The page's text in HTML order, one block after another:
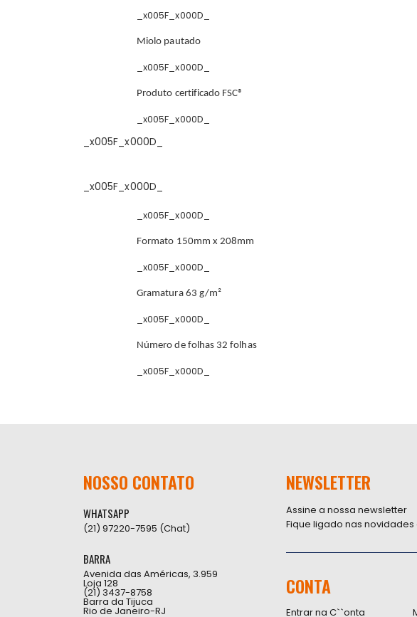
_x005F_x000D_
Miolo pautado
_x005F_x000D_
Produto certificado FSC®
_x005F_x000D_
_x005F_x000D_
_x005F_x000D_
_x005F_x000D_
Formato 150mm x 208mm
_x005F_x000D_
Gramatura 63 g/m²
_x005F_x000D_
Número de folhas 32 folhas
_x005F_x000D_
NOSSO CONTATO
WHATSAPP
(21) 97220-7595 (Chat)
BARRA
Avenida das Américas, 3.959
Loja 128
(21) 3437-8758
Barra da Tijuca
Rio de Janeiro-RJ
NEWSLETTER
Assine a nossa newsletter
Fique ligado nas
CONTA
Entrar na C``onta